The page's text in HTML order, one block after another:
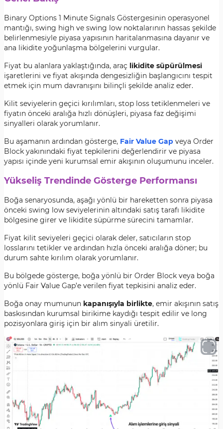
Binary Options 1 Minute Signals Göstergesinin operasyonel
mantığı, swing high ve swing low noktalarının hassas şekilde
belirlenmesiyle piyasa yapısının haritalanmasına dayanır ve
ana likidite yoğunlaşma bölgelerini vurgular.
Fiyat bu alanlara yaklaştığında, araç likidite süpürülmesi
işaretlerini ve fiyat akışında dengesizliğin başlangıcını tespit
etmek için mum davranışını bilinçli şekilde analiz eder.
Kilit seviyelerin geçici kırılımları, stop loss tetiklenmeleri ve
fiyatın önceki aralığa hızlı dönüşleri, piyasa faz değişimi
sinyalleri olarak yorumlanır.
Bu aşamanın ardından gösterge, Fair Value Gap veya Order
Block yakınındaki fiyat tepkilerini değerlendirir ve piyasa
yapısı içinde yeni kurumsal emir akışının oluşumunu inceler.
Yükseliş Trendinde Gösterge Performansı
Boğa senaryosunda, aşağı yönlü bir hareketten sonra piyasa
önceki swing low seviyelerinin altındaki satış tarafı likidite
bölgesine girer ve likidite süpürme sürecini tamamlar.
Fiyat kilit seviyeleri geçici olarak deler, satıcıların stop
losslarını tetikler ve ardından hızla önceki aralığa döner; bu
durum sahte kırılım olarak yorumlanır.
Bu bölgede gösterge, boğa yönlü bir Order Block veya boğa
yönlü Fair Value Gap’e verilen fiyat tepkisini analiz eder.
Boğa onay mumunun kapanışıyla birlikte, emir akışının satış
baskısından kurumsal birikime kaydığı tespit edilir ve long
pozisyonlara giriş için bir alım sinyali üretilir.